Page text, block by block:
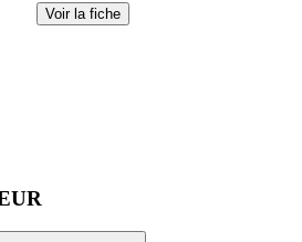
Voir la fiche